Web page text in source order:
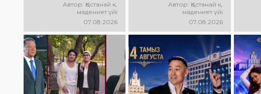
«Таза Қазақстан»
экологиялық
акциясына арналған
көшпелі концерт
Меңдіқара
ауданының Красная
Пресня ауылында
өткізілді
Автор: Қостанай қ.
мәдениет үйі
07.08.2026
«Алтын микрофон –
2026» XXII халықаралық
салтанатты ашылу
рәсіміне шақырамыз!
Бұл күні түрлі
елдерден келген
талантты
орындаушылар бас
қосып, үлкен
Автор: Қостанай қ.
мәдениет үйі
07.08.2026